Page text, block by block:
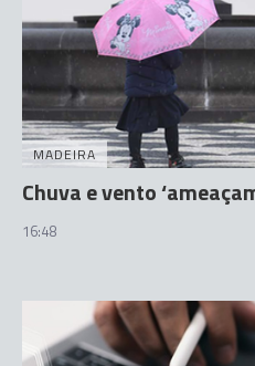
MADEIRA
Chuva e vento
16:48